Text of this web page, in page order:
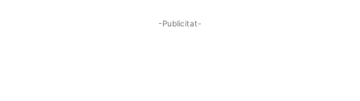
-Publicitat-